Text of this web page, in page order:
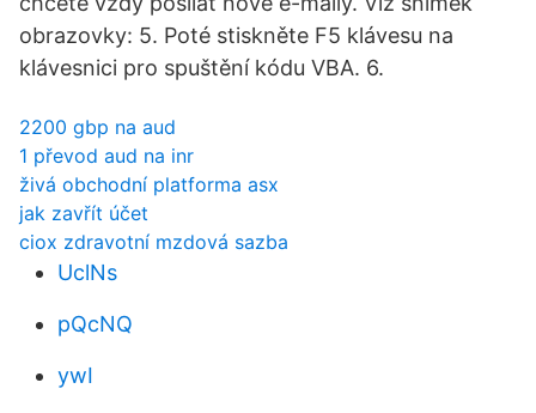
obrazovky: 5. Poté stiskněte F5 klávesu na
klávesnici pro spuštění kódu VBA. 6.
2200 gbp na aud
1 převod aud na inr
živá obchodní platforma asx
jak zavřít účet
ciox zdravotní mzdová sazba
UclNs
pQcNQ
ywI